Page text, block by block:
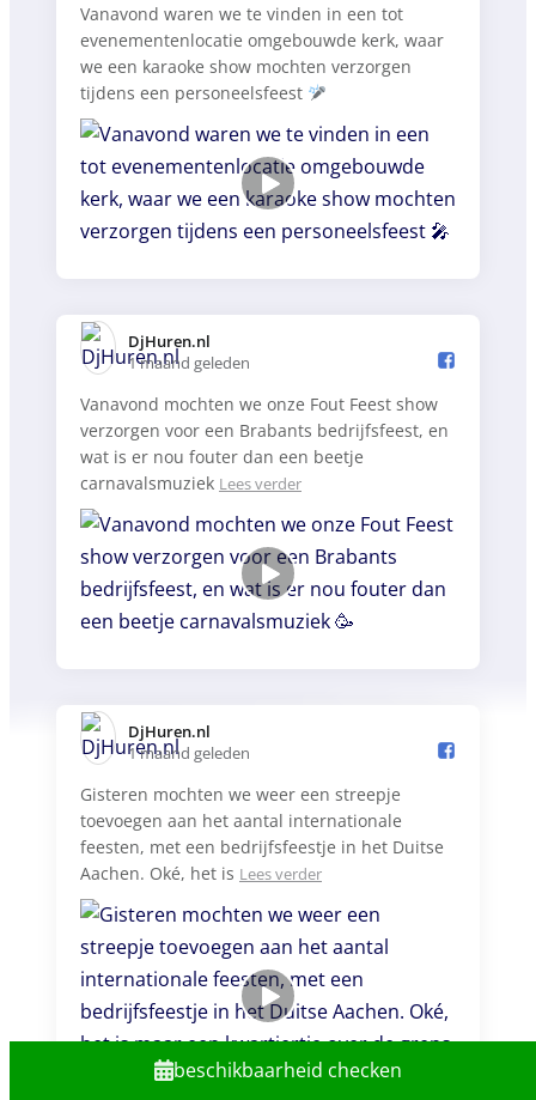
Vanavond waren we te vinden in een tot
evenementenlocatie omgebouwde kerk, waar
we een karaoke show mochten verzorgen
tijdens een personeelsfeest
DjHuren.nl️
1 maand geleden
Vanavond mochten we onze Fout Feest show
verzorgen voor een Brabants bedrijfsfeest, en
wat is er nou fouter dan een beetje
carnavalsmuziek Lees verder
DjHuren.nl️
1 maand geleden
Gisteren mochten we weer een streepje
toevoegen aan het aantal internationale
feesten, met een bedrijfsfeestje in het Duitse
Aachen. Oké, het is Lees verder
beschikbaarheid checken